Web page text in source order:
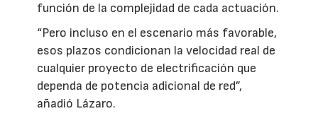
función de la complejidad de cada actuación.
“Pero incluso en el escenario más favorable,
esos plazos condicionan la velocidad real de
cualquier proyecto de electrificación que
dependa de potencia adicional de red”,
añadió Lázaro.